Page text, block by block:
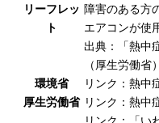
リーフレッ
ト
障害のある方
エアコンが使
出典：「熱中
（厚生労働省）
環境省
リンク： 熱中
厚生労働省 リンク： 熱中
リンク：
「